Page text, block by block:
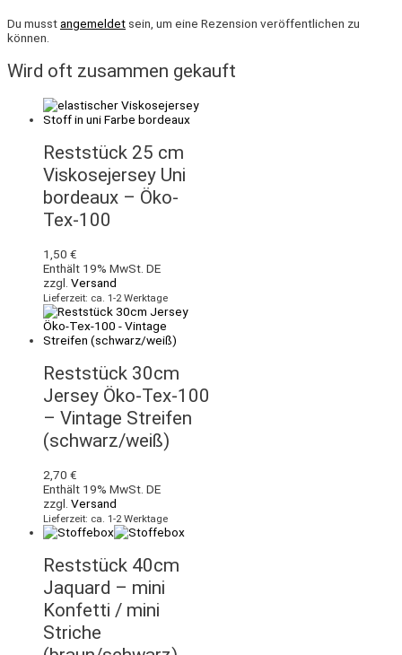
Du musstangemeldet sein, um eine Rezension veröffentlichen zu
können.
Wird oft zusammen gekauft
Reststück 25 cm
Viskosejersey Uni
bordeaux – Öko-
Tex-100
1,50 €
Enthält 19% MwSt. DE
zzgl. Versand
Lieferzeit: ca. 1-2 Werktage
Reststück 30cm
Jersey Öko-Tex-100
– Vintage Streifen
(schwarz/weiß)
2,70 €
Enthält 19% MwSt. DE
zzgl. Versand
Lieferzeit: ca. 1-2 Werktage
Reststück 40cm
Jaquard – mini
Konfetti / mini
Striche